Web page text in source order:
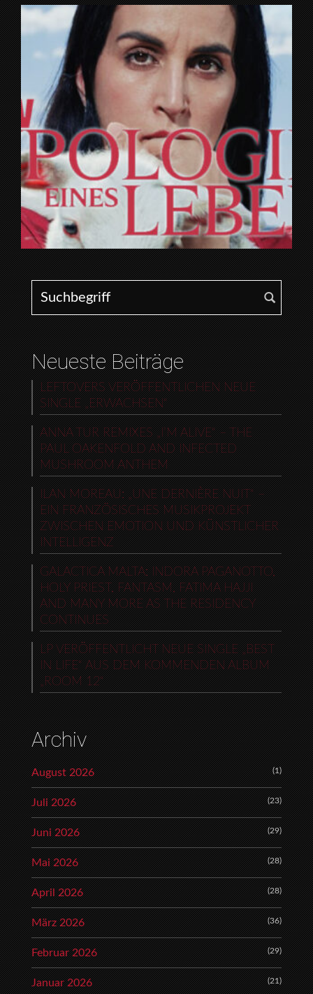
Search for:
Neueste Beiträge
LEFTOVERS VERÖFFENTLICHEN NEUE
SINGLE „ERWACHSEN“
ANNA TUR REMIXES „I’M ALIVE“ – THE
PAUL OAKENFOLD AND INFECTED
MUSHROOM ANTHEM
ILAN MOREAU: „UNE DERNIÈRE NUIT“ –
EIN FRANZÖSISCHES MUSIKPROJEKT
ZWISCHEN EMOTION UND KÜNSTLICHER
INTELLIGENZ
GALACTICA MALTA: INDORA PAGANOTTO,
HOLY PRIEST, FANTASM, FATIMA HAJJI
AND MANY MORE AS THE RESIDENCY
CONTINUES
LP VERÖFFENTLICHT NEUE SINGLE „BEST
IN LIFE“ AUS DEM KOMMENDEN ALBUM
„ROOM 12“
Archiv
August 2026 (1)
Juli 2026 (23)
Juni 2026 (29)
Mai 2026 (28)
April 2026 (28)
März 2026 (36)
Februar 2026 (29)
Januar 2026 (21)